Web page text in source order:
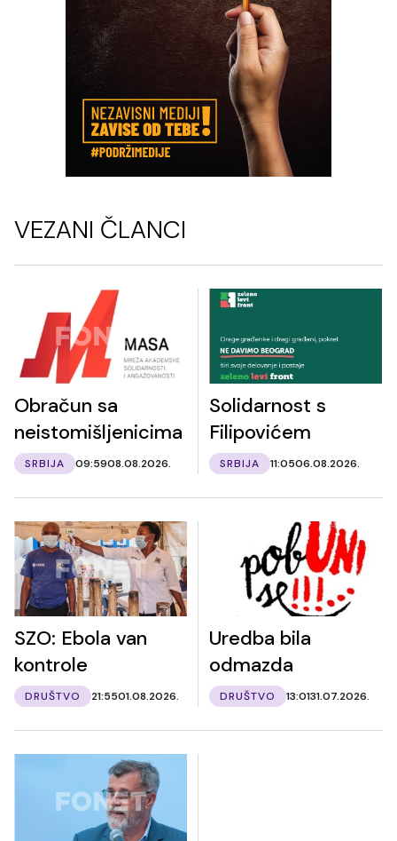
VEZANI ČLANCI
Obračun sa
neistomišljenicima
SRBIJA 09:5908.08.2026.
Solidarnost s
Filipovićem
SRBIJA 11:0506.08.2026.
SZO: Ebola van
kontrole
DRUŠTVO 21:5501.08.2026.
Uredba bila
odmazda
DRUŠTVO 13:0131.07.2026.